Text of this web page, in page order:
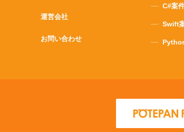
運営会社
お問い合わせ
C#案
Swift